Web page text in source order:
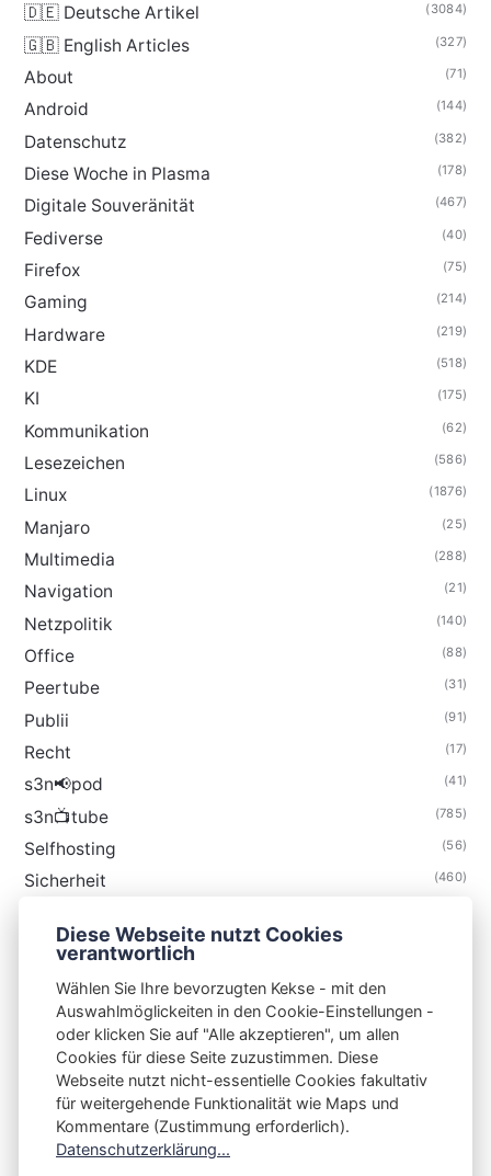
🇩🇪 Deutsche Artikel (3084)
🇬🇧 English Articles (327)
About (71)
Android (144)
Datenschutz (382)
Diese Woche in Plasma (178)
Digitale Souveränität (467)
Fediverse (40)
Firefox (75)
Gaming (214)
Hardware (219)
KDE (518)
KI (175)
Kommunikation (62)
Lesezeichen (586)
Linux (1876)
Manjaro (25)
Multimedia (288)
Navigation (21)
Netzpolitik (140)
Office (88)
Peertube (31)
Publii (91)
Recht (17)
s3n📢pod (41)
s3n📺tube (785)
Selfhosting (56)
Sicherheit (460)
Thunderbird
S3N🧩NET
Integrating Open-Source Blog Network (iOSBN)
Impressum
Kontakt
Diese Webseite nutzt Cookies
verantwortlich
Wählen Sie Ihre bevorzugten Kekse - mit den
Auswahlmöglickeiten in den Cookie-Einstellungen -
oder klicken Sie auf "Alle akzeptieren", um allen
Cookies für diese Seite zuzustimmen. Diese
Webseite nutzt nicht-essentielle Cookies fakultativ
für weitergehende Funktionalität wie Maps und
Kommentare (Zustimmung erforderlich).
Datenschutzerklärung...